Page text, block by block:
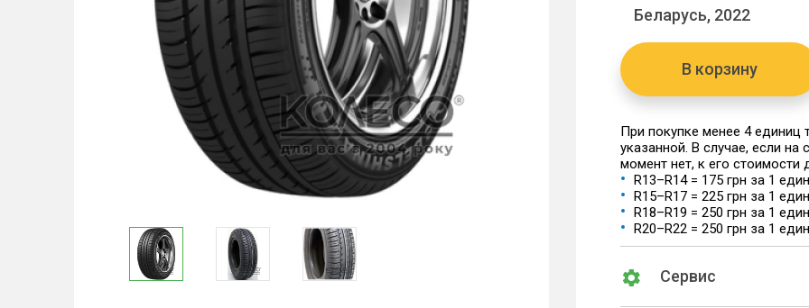
Беларусь, 2022
В корзину
При покупке менее 4
указанной. В случае, если
момент нет, к его стоимости
R13–R14 = 175 грн за 1
R15–R17 = 225 грн за 1
R18–R19 = 250 грн за 1
R20–R22 = 250 грн за 1
Сервис